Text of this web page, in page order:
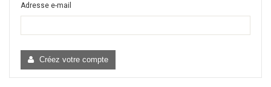
Adresse e-mail
Créez votre compte